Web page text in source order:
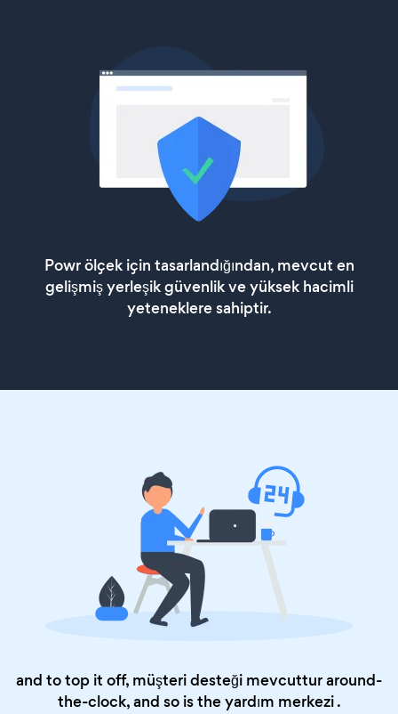
Powr ölçek için tasarlandığından, mevcut en
gelişmiş yerleşik güvenlik ve yüksek hacimli
yeteneklere sahiptir.
and to top it off, müşteri desteği mevcuttur around-
the-clock, and so is theyardım merkezi.